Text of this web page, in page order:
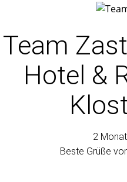
Team
Hotel &
2
Beste Grüße